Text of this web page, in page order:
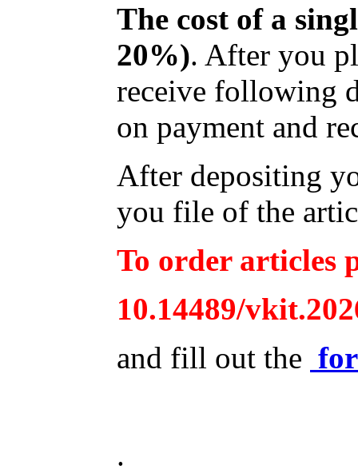
The cost of a
20%). After you
receive following
on payment and
After depositing
you file of the
To order articles
10.14489/
and fill out the
.